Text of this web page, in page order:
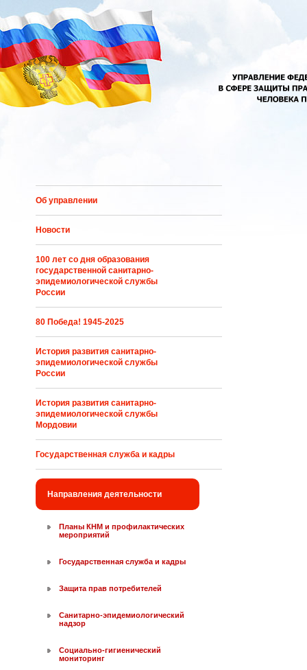
Перейти к основному содержанию
Об управлении
Новости
100 лет со дня образования
государственной санитарно-
эпидемиологической службы
России
80 Победа! 1945-2025
История развития санитарно-
эпидемиологической службы
России
История развития санитарно-
эпидемиологической службы
Мордовии
Государственная служба и кадры
Направления деятельности
Планы КНМ и профилактических
мероприятий
Государственная служба и кадры
Защита прав потребителей
Санитарно-эпидемиологический
надзор
Социально-гигиенический
мониторинг